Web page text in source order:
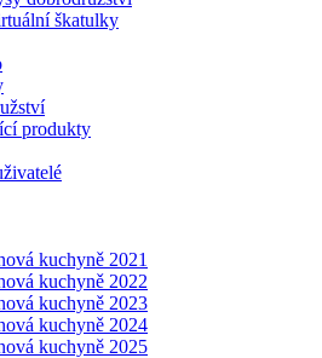
škatulky
produkty
kuchyně 2021
kuchyně 2022
kuchyně 2023
kuchyně 2024
kuchyně 2025